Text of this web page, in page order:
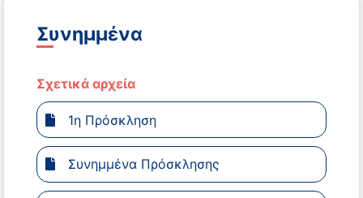
Συνημμένα
Σχετικά αρχεία
1η Πρόσκληση
Συνημμένα Πρόσκλησης